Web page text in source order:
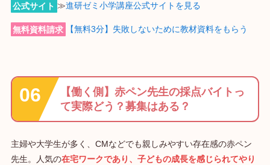
公式サイト ≫進研ゼミ小学講座公式サイトを見る
無料資料請求 【無料3分】失敗しないために教材資料をもらう
【働く側】赤ペン先生の採点バイトっ
て実際どう？募集はある？
主婦や大学生が多く、CMなどでも親しみやすい存在感の赤ペン
先生。人気の在宅ワークであり、子どもの成長を感じられてやり